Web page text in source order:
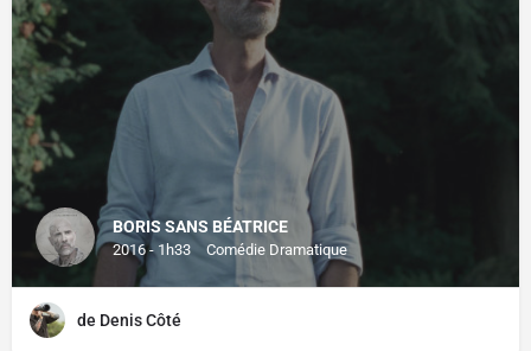
BORIS SANS BÉATRICE
2016 - 1h33 Comédie Dramatique
de Denis Côté